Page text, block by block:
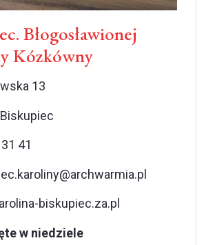
Błogosławionej
Kózkówny
13
41
biskupiec.za.pl
w niedziele